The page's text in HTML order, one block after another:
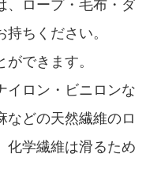
、ロープ・毛布・ダ
ちください。
できます。
ロン・ビニロンな
などの天然繊維のロ
化学繊維は滑るため